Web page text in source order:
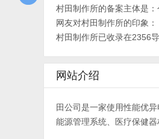
村田制作所的备案主体是
网友对村田制作所的印象：
村田制作所已收录在2356
网站介绍
田公司是一家使用性能优
能源管理系统、医疗保健器